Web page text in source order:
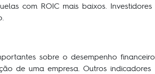
com ROIC mais baixos. Investidores
sobre o desempenho financeiro
de uma empresa. Outros indicadores